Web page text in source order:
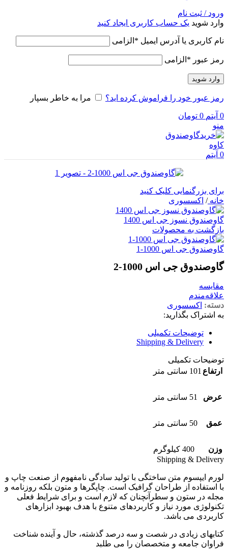
ورود / ثبت نام
وارد شوید یک حساب کاربری ایجاد کنید
نام کاربری یا آدرس ایمیل * الزامی
رمز عبور * الزامی
وارد شوید
رمز عبور خود را فراموش کرده اید؟ مرا به خاطر بسپار
0 آیتم 0 تومان
منو
0 آیتم
برای بزرگنمایی کلیک کنید
خانه/ اکسسوری
گاوصندوق نسوز جی اس 1400
بازگشت به محصولات
گاوصندوق جی اس 1000-1
گاوصندوق جی اس 1000-2
مقایسه
علاقه‌مندم
دسته: اکسسوری
به اشتراک بگذارید:
توضیحات تکمیلی
Shipping & Delivery
توضیحات تکمیلی
ارتفاع 101 سانتی متر
عرض 51 سانتی متر
عمق 50 سانتی متر
وزن
400 کیلوگرم
Shipping & Delivery
لورم ایپسوم متن ساختگی با تولید سادگی نامفهوم از صنعت چاپ و
با استفاده از طراحان گرافیک است. چاپگرها و متون بلکه روزنامه و
مجله در ستون و سطرآنچنان که لازم است و برای شرایط فعلی
تکنولوژی مورد نیاز و کاربردهای متنوع با هدف بهبود ابزارهای
کاربردی می باشد.
کتابهای زیادی در شصت و سه درصد گذشته، حال و آینده شناخت
فراوان جامعه و متخصصان را می طلبد